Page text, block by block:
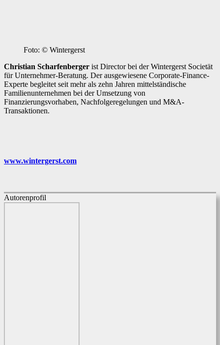
Foto: © Wintergerst
Christian Scharfenberger ist Director bei der Wintergerst Societät
für Unternehmer-Beratung. Der ausgewiesene Corporate-Finance-
Experte begleitet seit mehr als zehn Jahren mittelständische
Familienunternehmen bei der Umsetzung von
Finanzierungsvorhaben, Nachfolgeregelungen und M&A-
Transaktionen.
www.wintergerst.com
Autorenprofil